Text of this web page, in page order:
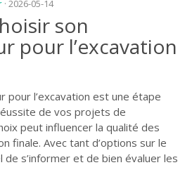
· 2026-05-14
son
pour l’excavation
pour l’excavation est une étape
de vos projets de
peut influencer la qualité des
finale. Avec tant d’options sur le
s’informer et de bien évaluer les